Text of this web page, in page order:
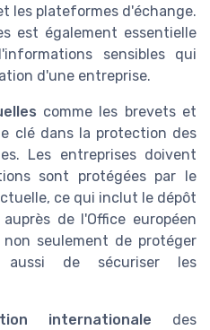
les plateformes d'échange.
est également essentielle
sensibles qui
d'une entreprise.
comme les brevets et
clé dans la protection des
Les entreprises doivent
sont protégées par le
ce qui inclut le dépôt
de l'Office européen
seulement de protéger
aussi de sécuriser les
internationale des